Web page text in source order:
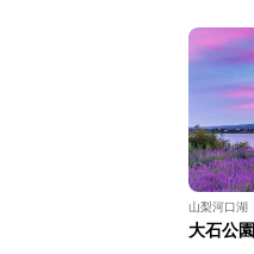
山梨河口湖
大石公園